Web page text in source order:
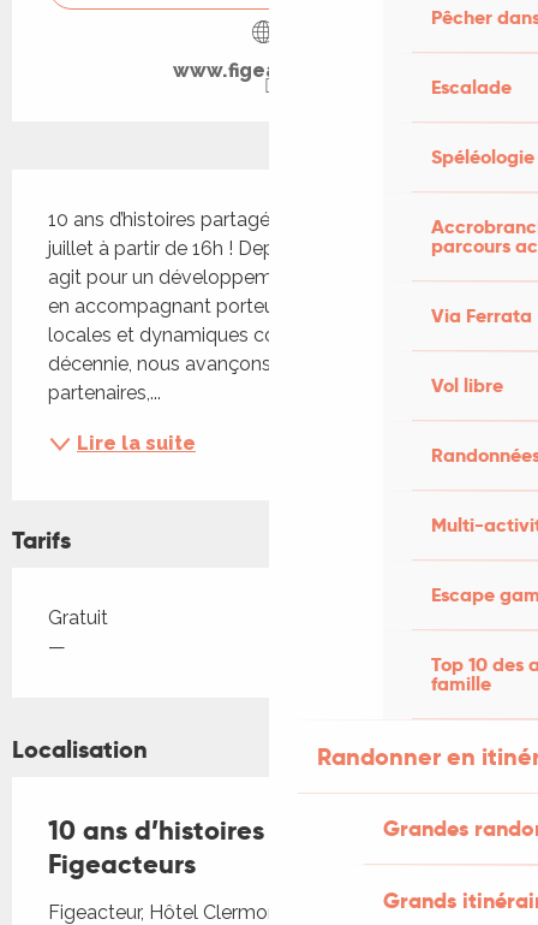
Pêcher
Escalade
Spéléologie
parcours
Via Ferrata
Vol libre
Multi-
Escape
Top 10 des
famille
Randonner en
Grandes
Grands
www.figeacteurs.fr
10 ans d’histoires partagées : rejoignez nous le 3
juillet à partir de 16h ! Depuis 2015, Figeacteurs
agit pour un développement territorial coopératif,
en accompagnant porteurs de projets, structures
locales et dynamiques collectives. Depuis une
décennie, nous avançons avec vous –
partenaires,...
Lire la suite
Tarifs
Tarifs 2026
Gratuit
—
Localisation
10 ans d’histoires partagées avec
Figeacteurs
Figeacteur, Hôtel Clermont – 10 rue de Clermont,